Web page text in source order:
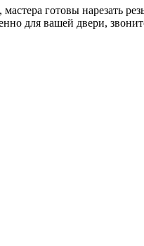
готовы нарезать
для вашей двери,